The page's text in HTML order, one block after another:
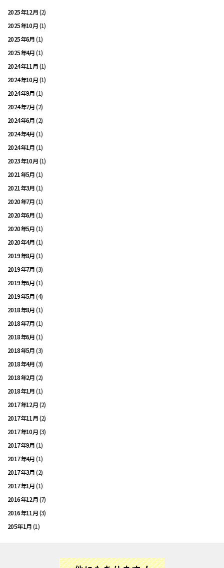
2025年12月(2)
2025年10月(1)
2025年6月(1)
2025年4月(1)
2024年11月(1)
2024年10月(1)
2024年9月(1)
2024年7月(2)
2024年6月(2)
2024年4月(1)
2024年1月(1)
2023年10月(1)
2021年5月(1)
2021年3月(1)
2020年7月(1)
2020年6月(1)
2020年5月(1)
2020年4月(1)
2019年8月(1)
2019年7月(3)
2019年6月(1)
2019年5月(4)
2018年8月(1)
2018年7月(1)
2018年6月(1)
2018年5月(3)
2018年4月(3)
2018年2月(2)
2018年1月(1)
2017年12月(2)
2017年11月(2)
2017年10月(3)
2017年9月(1)
2017年4月(1)
2017年3月(2)
2017年1月(1)
2016年12月(7)
2016年11月(3)
205年1月(1)